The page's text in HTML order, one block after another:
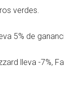
verdes.
5% de
lleva -7%,